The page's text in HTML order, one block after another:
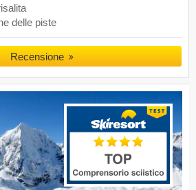
delle piste
Recensione